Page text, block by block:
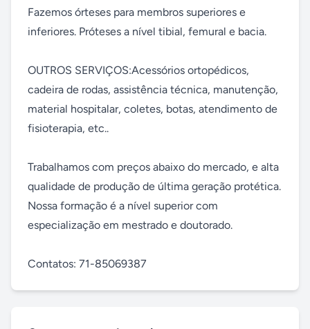
Fazemos órteses para membros superiores e
inferiores. Próteses a nível tibial, femural e bacia.
OUTROS SERVIÇOS:Acessórios ortopédicos,
cadeira de rodas, assistência técnica, manutenção,
material hospitalar, coletes, botas, atendimento de
fisioterapia, etc..
Trabalhamos com preços abaixo do mercado, e alta
qualidade de produção de última geração protética.
Nossa formação é a nível superior com
especialização em mestrado e doutorado.
Contatos: 71-85069387